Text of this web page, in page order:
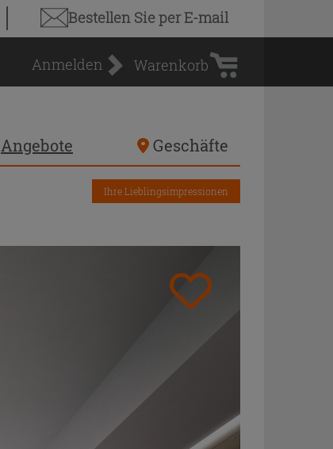
Bestellen Sieper E-mail
Anmelden
Warenkorb
Warenkorb
Angebote Geschäfte
Ihre Lieblingsimpressionen